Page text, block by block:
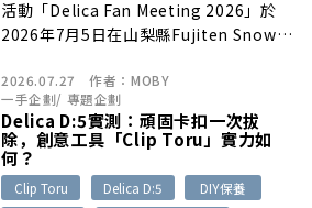
活動「Delica Fan Meeting 2026」於
2026年7月5日在山梨縣Fujiten Snow
Delica齊聚一堂。現場共有52家改裝零
配件、輪圈與輪胎品牌參展，最新
Delica D:5改裝示範車、各式越野升級零
件及親子活動，共同展現Delica車系強
大的凝聚力與多元改裝文化。
2026.07.27 作者： MOBY
一手企劃/ 專題企劃
Delica D:5實測：頑固卡扣一次拔
除，創意工具「Clip Toru」實力如
何？
Clip Toru Delica D:5
DIY保養